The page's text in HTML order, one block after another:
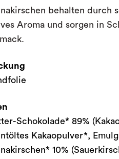
behalten durch
Aroma und sorgen in
Schokolade* 89%
Kakaopulver*,
10%